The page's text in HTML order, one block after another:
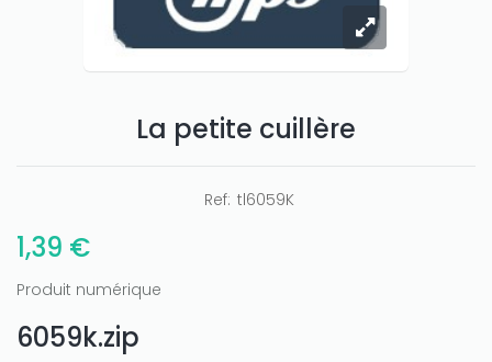
La petite cuillère
Ref: tl6059K
1,39 €
Produit numérique
6059k.zip
Only play atJoo casinoif you really want to win a huge